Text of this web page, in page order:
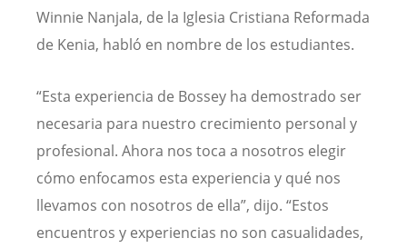
Winnie Nanjala, de la Iglesia Cristiana Reformada
de Kenia, habló en nombre de los estudiantes.
“Esta experiencia de Bossey ha demostrado ser
necesaria para nuestro crecimiento personal y
profesional. Ahora nos toca a nosotros elegir
cómo enfocamos esta experiencia y qué nos
llevamos con nosotros de ella”, dijo. “Estos
encuentros y experiencias no son casualidades,